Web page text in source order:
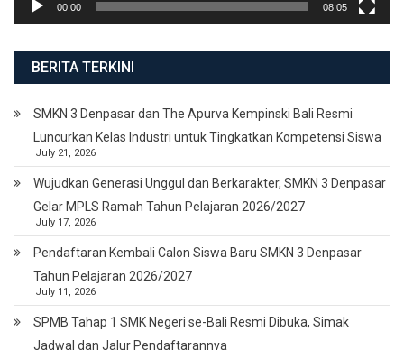
00:00 08:05
BERITA TERKINI
SMKN 3 Denpasar dan The Apurva Kempinski Bali Resmi
Luncurkan Kelas Industri untuk Tingkatkan Kompetensi Siswa
July 21, 2026
Wujudkan Generasi Unggul dan Berkarakter, SMKN 3 Denpasar
Gelar MPLS Ramah Tahun Pelajaran 2026/2027
July 17, 2026
Pendaftaran Kembali Calon Siswa Baru SMKN 3 Denpasar
Tahun Pelajaran 2026/2027
July 11, 2026
SPMB Tahap 1 SMK Negeri se-Bali Resmi Dibuka, Simak
Jadwal dan Jalur Pendaftarannya